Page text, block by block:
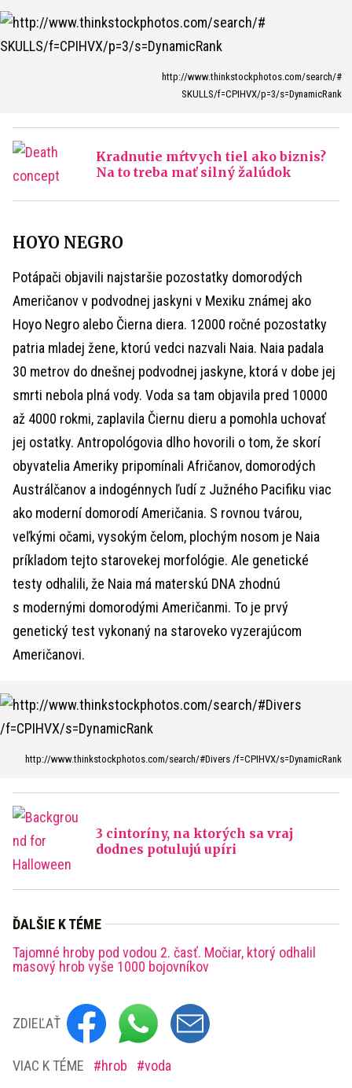
http://www.thinkstockphotos.com/search/#
SKULLS/f=CPIHVX/p=3/s=DynamicRank
Kradnutie mŕtvych tiel ako biznis?
Na to treba mať silný žalúdok
HOYO NEGRO
Potápači objavili najstaršie pozostatky domorodých
Američanov v podvodnej jaskyni v Mexiku známej ako
Hoyo Negro alebo Čierna diera. 12000 ročné pozostatky
patria mladej žene, ktorú vedci nazvali Naia. Naia padala
30 metrov do dnešnej podvodnej jaskyne, ktorá v dobe jej
smrti nebola plná vody. Voda sa tam objavila pred 10000
až 4000 rokmi, zaplavila Čiernu dieru a pomohla uchovať
jej ostatky. Antropológovia dlho hovorili o tom, že skorí
obyvatelia Ameriky pripomínali Afričanov, domorodých
Austrálčanov a indogénnych ľudí z Južného Pacifiku viac
ako moderní domorodí Američania. S rovnou tvárou,
veľkými očami, vysokým čelom, plochým nosom je Naia
príkladom tejto starovekej morfológie. Ale genetické
testy odhalili, že Naia má materskú DNA zhodnú
s modernými domorodými Američanmi. To je prvý
genetický test vykonaný na staroveko vyzerajúcom
Američanovi.
http://www.thinkstockphotos.com/search/#Divers /f=CPIHVX/s=DynamicRank
3 cintoríny, na ktorých sa vraj
dodnes potulujú upíri
ĎALŠIE K TÉME
Tajomné hroby pod vodou 2. časť. Močiar, ktorý odhalil
masový hrob vyše 1000 bojovníkov
ZDIEĽAŤ
VIAC K TÉME hrob voda